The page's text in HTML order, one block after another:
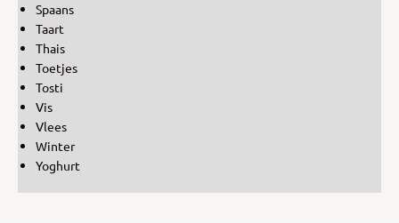
Spaans
Taart
Thais
Toetjes
Tosti
Vis
Vlees
Winter
Yoghurt